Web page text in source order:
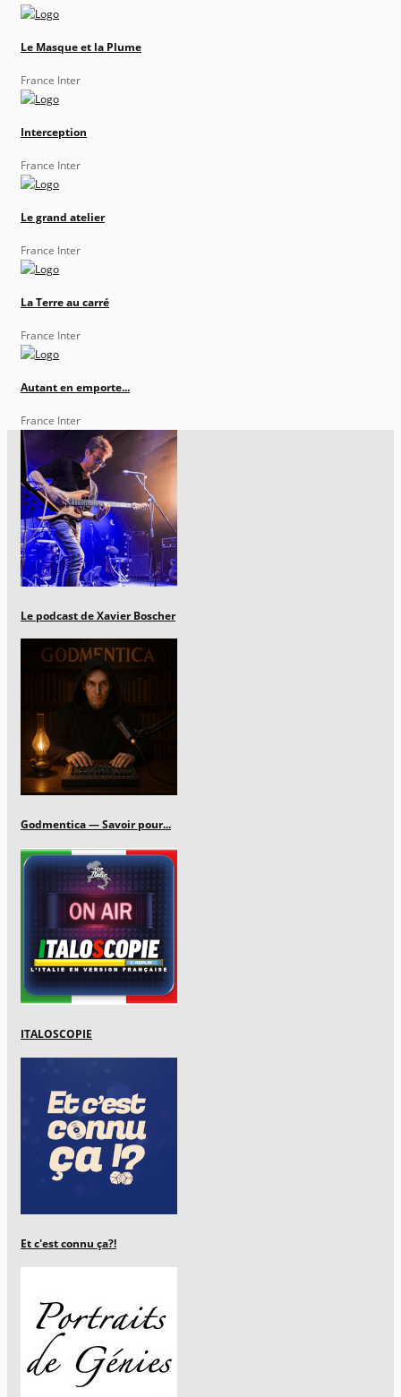
Le Masque et la Plume
France Inter
Interception
France Inter
Le grand atelier
France Inter
La Terre au carré
France Inter
Autant en emporte...
France Inter
Le podcast de Xavier Boscher
Godmentica — Savoir pour...
ITALOSCOPIE
Et c'est connu ça?!